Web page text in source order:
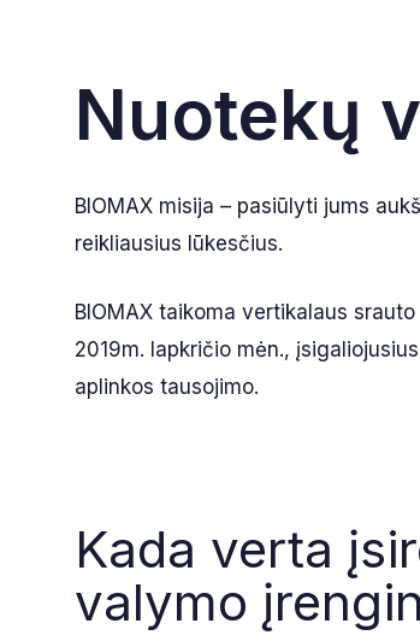
Nuotekų
BIOMAX misija – pasiūlyti jums
reikliausius lūkesčius.
BIOMAX taikoma vertikalaus
2019m. lapkričio mėn.,
aplinkos tausojimo.
Kada verta
valymo